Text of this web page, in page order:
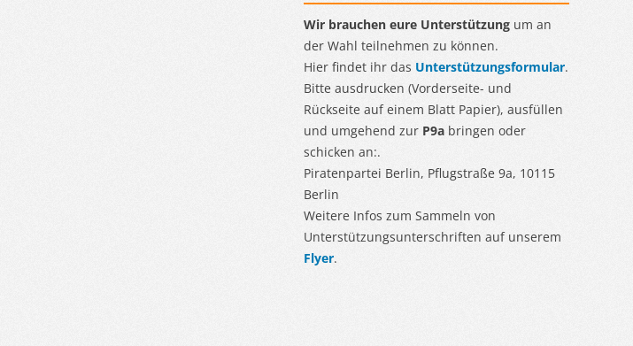
Wir brauchen eure Unterstützung um an
der Wahl teilnehmen zu können.
Hier findet ihr das Unterstützungsformular.
Bitte ausdrucken (Vorderseite- und
Rückseite auf einem Blatt Papier), ausfüllen
und umgehend zur P9a bringen oder
schicken an:.
Piratenpartei Berlin, Pflugstraße 9a, 10115
Berlin
Weitere Infos zum Sammeln von
Unterstützungsunterschriften auf unserem
Flyer.